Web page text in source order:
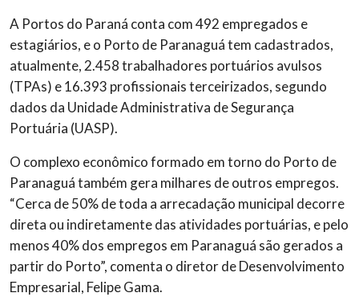
A Portos do Paraná conta com 492 empregados e
estagiários, e o Porto de Paranaguá tem cadastrados,
atualmente, 2.458 trabalhadores portuários avulsos
(TPAs) e 16.393 profissionais terceirizados, segundo
dados da Unidade Administrativa de Segurança
Portuária (UASP).
O complexo econômico formado em torno do Porto de
Paranaguá também gera milhares de outros empregos.
“Cerca de 50% de toda a arrecadação municipal decorre
direta ou indiretamente das atividades portuárias, e pelo
menos 40% dos empregos em Paranaguá são gerados a
partir do Porto”, comenta o diretor de Desenvolvimento
Empresarial, Felipe Gama.